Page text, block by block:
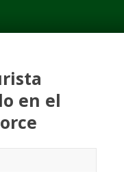
en el